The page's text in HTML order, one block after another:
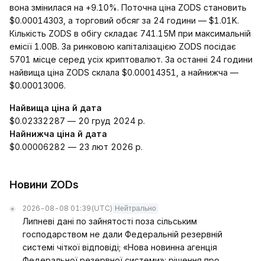
вона змінилася на +9.10%. Поточна ціна ZODS становить
$0.00014303, а торговий обсяг за 24 години — $1.01K.
Кількість ZODS в обігу складає 741.15M при максимальній
емісії 1.00B. За ринковою капіталізацією ZODS посідає
5701 місце серед усіх криптовалют. За останні 24 години
найвища ціна ZODS склала $0.00014351, а найнижча —
$0.00013006.
Найвища ціна й дата
$0.02332287 — 20 груд 2024 р.
Найнижча ціна й дата
$0.00006282 — 23 лют 2026 р.
Новини ZODs
2026-08-08 01:39 (UTC) Нейтрально
Липневі дані по зайнятості поза сільським
господарством не дали Федеральній резервній
системі чіткої відповіді; «Нова новинна агенція